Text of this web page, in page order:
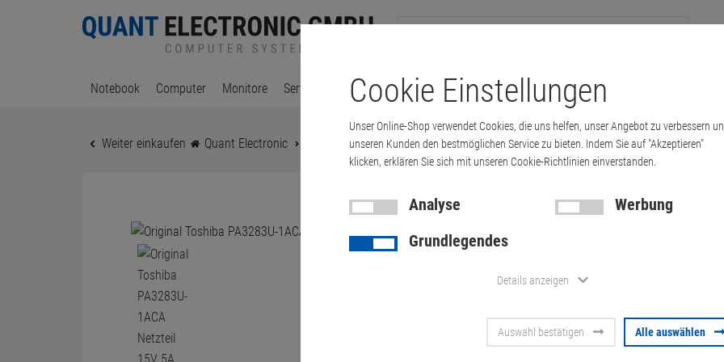
Notebook Computer Monitore Server & Workstation Drucker & Kopierer Kabel Multimedia & HDTV
Weiter einkaufen Quant Electronic Notebook Zubehör Netzteil Netzteil sonstige Original Toshiba
Original
1ACA
Cookie Einstellungen
Unser Online-Shop verwendet Cookies, die uns helfen, unser Angebot zu verbessern
unseren Kunden den bestmöglichen Service zu bieten. Indem Sie auf "Akzeptieren"
klicken, erklären Sie sich mit unseren Cookie-Richtlinien einverstanden.
Analyse
Werbung
Grundlegendes
Details anzeigen
Auswahl bestätigen Alle auswählen